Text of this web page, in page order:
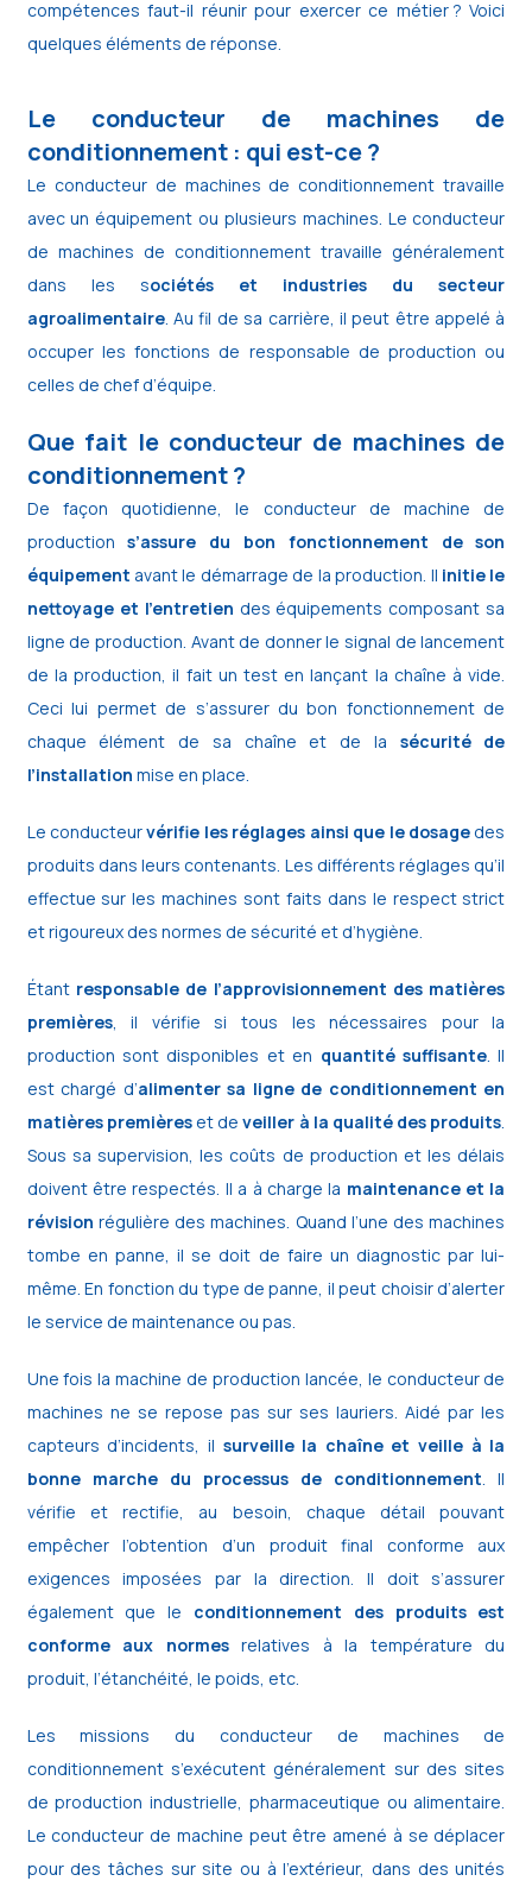
compétences faut-il réunir pour exercer ce métier ? Voici
quelques éléments de réponse.
Le conducteur de machines de
conditionnement : qui est-ce ?
Le conducteur de machines de conditionnement travaille
avec un équipement ou plusieurs machines. Le conducteur
de machines de conditionnement travaille généralement
dans les sociétés et industries du secteur
agroalimentaire. Au fil de sa carrière, il peut être appelé à
occuper les fonctions de responsable de production ou
celles de chef d’équipe.
Que fait le conducteur de machines de
conditionnement ?
De façon quotidienne, le conducteur de machine de
productions’assure du bon fonctionnement de son
équipement avant le démarrage de la production. Il initie le
nettoyage et l’entretien des équipements composant sa
ligne de production. Avant de donner le signal de lancement
de la production, il fait un test en lançant la chaîne à vide.
Ceci lui permet de s’assurer du bon fonctionnement de
chaque élément de sa chaîne et de la sécurité de
l’installation mise en place.
Le conducteurvérifie les réglages ainsi que le dosagedes
produits dans leurs contenants. Les différents réglages qu’il
effectue sur les machines sont faits dans le respect strict
et rigoureux des normes de sécurité et d’hygiène.
Étant responsable de l’approvisionnement des matières
premières, il vérifie si tous les nécessaires pour la
production sont disponibles et en quantité suffisante . Il
est chargé d’alimenter sa ligne de conditionnement en
matières premièreset deveiller à la qualité des produits
Sous sa supervision, les coûts de production et les délais
doivent être respectés. Il a à charge la maintenance et la
révision régulière des machines. Quand l’une des machines
tombe en panne, il se doit de faire un diagnostic par lui-
même. En fonction du type de panne, il peut choisir d’alerter
le service de maintenance ou pas.
Une fois la machine de production lancée, le conducteur de
machines ne se repose pas sur ses lauriers. Aidé par les
capteurs d’incidents, il surveille la chaîne et veille à la
bonne marche du processus de conditionnement . Il
vérifie et rectifie, au besoin, chaque détail pouvant
empêcher l’obtention d’un produit final conforme aux
exigences imposées par la direction. Il doit s’assurer
également que le conditionnement des produits est
conforme aux normesrelatives à la température du
produit, l’étanchéité, le poids, etc.
Les missions du conducteur de machines de
conditionnement s’exécutent généralement sur des sites
de production industrielle, pharmaceutique ou alimentaire.
Le conducteur de machine peut être amené à se déplacer
pour des tâches sur site ou à l’extérieur, dans des unités